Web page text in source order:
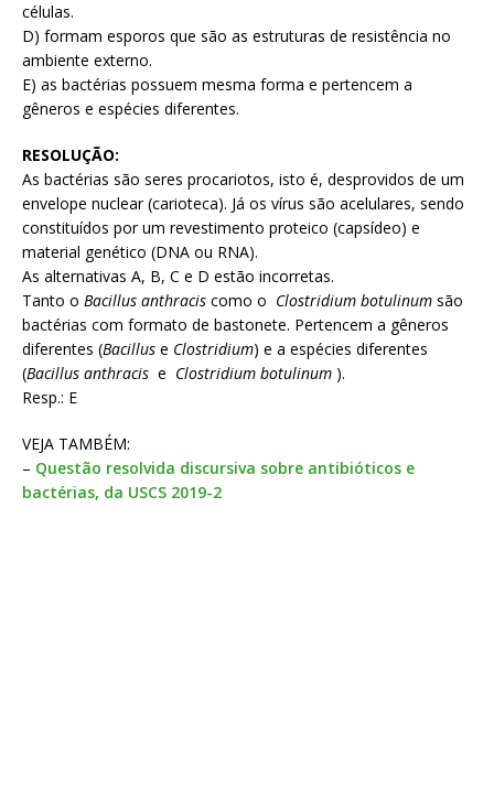
células.
D) formam esporos que são as estruturas de resistência no
ambiente externo.
E) as bactérias possuem mesma forma e pertencem a
gêneros e espécies diferentes.
RESOLUÇÃO:
As bactérias são seres procariotos, isto é, desprovidos de um
envelope nuclear (carioteca). Já os vírus são acelulares, sendo
constituídos por um revestimento proteico (capsídeo) e
material genético (DNA ou RNA).
As alternativas A, B, C e D estão incorretas.
Tanto o Bacillus anthracis como o Clostridium botulinum são
bactérias com formato de bastonete. Pertencem a gêneros
diferentes (Bacillus e Clostridium) e a espécies diferentes
(Bacillus anthracis e Clostridium botulinum ).
Resp.: E
VEJA TAMBÉM:
– Questão resolvida discursiva sobre antibióticos e
bactérias, da USCS 2019-2